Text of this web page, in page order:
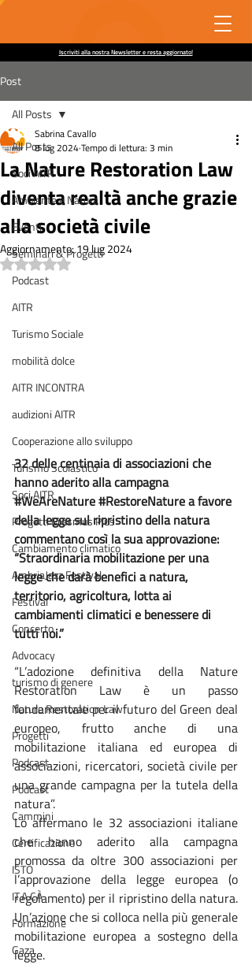
Iscriviti alla nostra Newsletter e resta aggiornato!
Post
All Posts
Soci AITR
Ambiente e Natura
Eventi
Seminari & Progetti
Podcast
AITR
Turismo Sociale
mobilità dolce
AITR INCONTRA
audizioni AITR
Cooperazione allo sviluppo
Turismo Scolastico
Soci AITR
Progetti Erasmus Plus
Cambiamento climatico
AmbriaJazz Festival
Festival
Concerto
Advocacy
turismo di genere
Nature Restoration Law
Progetti
Podcast
Podcast
Cammini
Certificazione
ISTO
IT.A.CÀ
Formazione
Gaza
All Posts
La Nature Restoration Law
diventa realtà anche grazie
alla società civile
Sabrina Cavallo
8 lug 2024Tempo di lettura: 3 min
Aggiornamento:19 lug 2024
Valutazione NaN stelle su 5.
32 delle centinaia di associazioni che
hanno aderito alla campagna
#WeAreNature#RestoreNature a favore
della legge sul ripristino della natura
commentano così la sua approvazione:
“Straordinaria mobilitazione per una
legge che darà benefici a natura,
territorio, agricoltura, lotta ai
cambiamenti climatici e benessere di
tutti noi.”
“L’adozione definitiva della Nature
Restoration Law è un passo
fondamentale per il futuro del Green deal
europeo, frutto anche di una
mobilitazione italiana ed europea di
associazioni, ricercatori, società civile per
una grande campagna per la tutela della
natura”.
Lo affermano le 32 associazioni italiane
che hanno aderito alla campagna
promossa da oltre 300 associazioni per
l’approvazione della legge europea (o
regolamento) per il ripristino della natura.
Un’azione che si colloca nella più generale
mobilitazione europea a sostegno della
legge.